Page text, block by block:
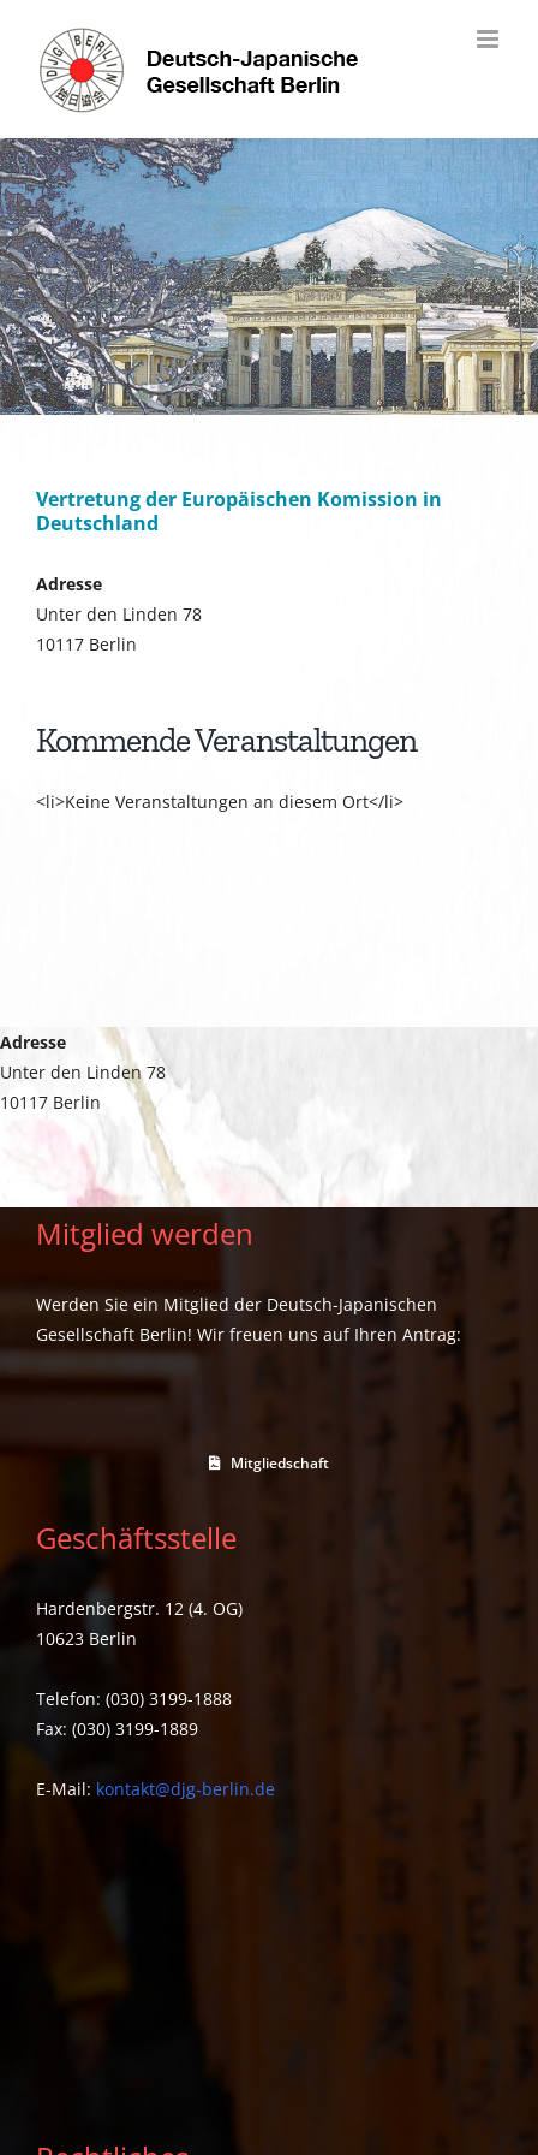
content
Vertretung der Europäischen Komission in
Deutschland
Adresse
Unter den Linden 78
10117 Berlin
Kommende Veranstaltungen
<li>Keine Veranstaltungen an diesem Ort</li>
Adresse
Unter den Linden 78
10117 Berlin
Mitglied werden
Werden Sie ein Mitglied der Deutsch-Japanischen
Gesellschaft Berlin! Wir freuen uns auf Ihren Antrag:
Mitgliedschaft
Geschäftsstelle
Hardenbergstr. 12 (4. OG)
10623 Berlin
Telefon: (030) 3199-1888
Fax: (030) 3199-1889
E-Mail: kontakt@djg-berlin.de